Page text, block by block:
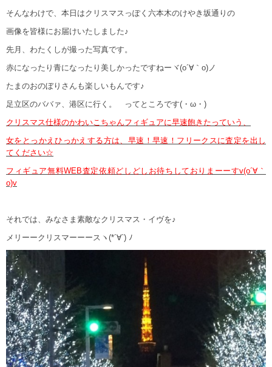
そんなわけで、本日はクリスマスっぽく六本木のけやき坂通りの
画像を皆様にお届けいたしました♪
先月、わたくしが撮った写真です。
赤になったり青になったり美しかったですねーヾ(o´∀｀o)ノ
たまのおのぼりさんも楽しいもんです♪
足立区のババァ、港区に行く。 ってところです(・ω・)
クリスマス仕様のかわいこちゃんフィギュアに早速飽きたっていう、
女をとっかえひっかえする方は、早速！早速！フリークスに査定を出し
てください☆
フィギュア無料WEB査定依頼どしどしお待ちしておりまーーすv(o´∀｀
o)v
それでは、みなさま素敵なクリスマス・イヴを♪
メリーークリスマーーースヽ(*´∀`) ﾉ